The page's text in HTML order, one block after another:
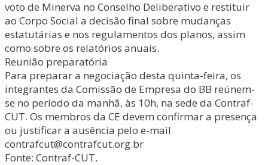
voto de Minerva no Conselho Deliberativo e restituir
ao Corpo Social a decisão final sobre mudanças
estatutárias e nos regulamentos dos planos, assim
como sobre os relatórios anuais.
Reunião preparatória
Para preparar a negociação desta quinta-feira, os
integrantes da Comissão de Empresa do BB reúnem-
se no período da manhã, às 10h, na sede da Contraf-
CUT. Os membros da CE devem confirmar a presença
ou justificar a ausência pelo e-mail
contrafcut@contrafcut.org.br
Fonte: Contraf-CUT.